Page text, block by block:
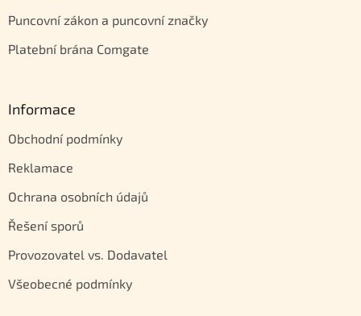
Puncovní zákon a puncovní značky
Platební brána Comgate
Informace
Obchodní podmínky
Reklamace
Ochrana osobních údajů
Řešení sporů
Provozovatel vs. Dodavatel
Všeobecné podmínky